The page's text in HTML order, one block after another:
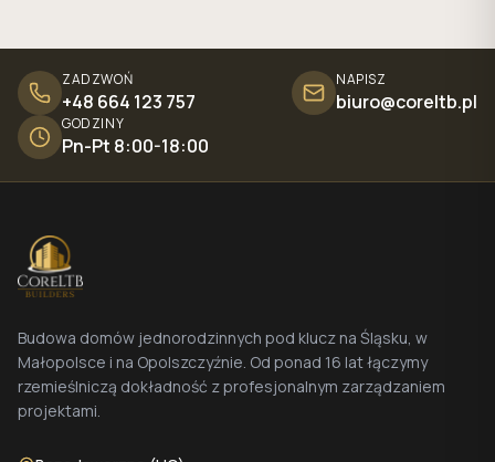
ZADZWOŃ
+48 664 123 757
NAPISZ
biuro@coreltb.pl
GODZINY
Pn-Pt 8:00-18:00
Budowa domów jednorodzinnych pod klucz na Śląsku, w
Małopolsce i na Opolszczyźnie. Od ponad 16 lat łączymy
rzemieślniczą dokładność z profesjonalnym zarządzaniem
projektami.